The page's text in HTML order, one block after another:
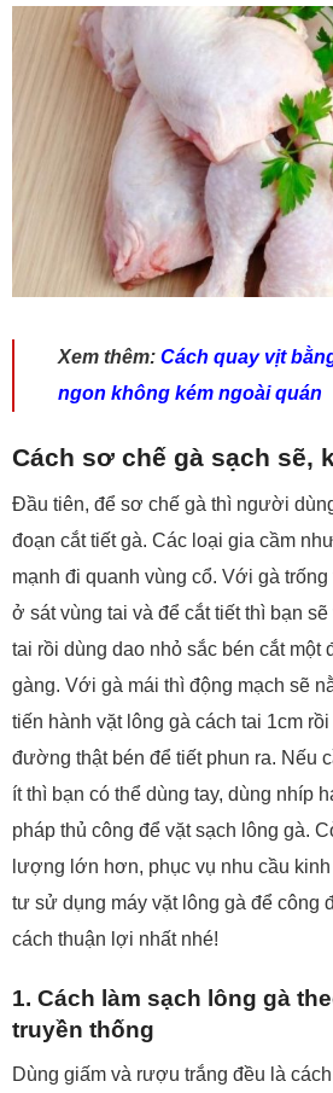
Xem thêm: Cách quay vịt
ngon không kém ngoài quán
Cách sơ chế gà sạch sẽ,
Đầu tiên, để sơ chế gà thì người
đoạn cắt tiết gà. Các loại gia cầm
mạnh đi quanh vùng cổ. Với gà
ở sát vùng tai và để cắt tiết thì bạn
tai rồi dùng dao nhỏ sắc bén cắt một
gàng. Với gà mái thì động mạch sẽ
tiến hành vặt lông gà cách tai 1cm
đường thật bén để tiết phun ra. Nếu
ít thì bạn có thể dùng tay, dùng nhíp
pháp thủ công để vặt sạch lông gà.
lượng lớn hơn, phục vụ nhu cầu
tư sử dụng máy vặt lông gà để công
cách thuận lợi nhất nhé!
1. Cách làm sạch lông gà
truyền thống
Dùng giấm và rượu trắng đều là